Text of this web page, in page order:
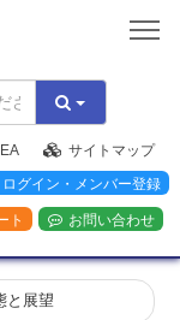
サイトマップ
ログイン・メンバー登録
ト お問い合わせ
と展望